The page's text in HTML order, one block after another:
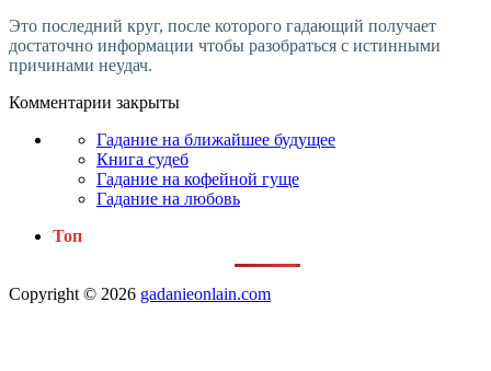
Это последний круг, после которого гадающий получает
достаточно информации чтобы разобраться с истинными
причинами неудач.
Комментарии закрыты
Гадание на ближайшее будущее
Книга судеб
Гадание на кофейной гуще
Гадание на любовь
Топ
Copyright © 2026 gadanieonlain.com